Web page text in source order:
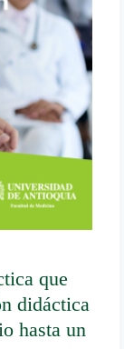
que
didáctica
hasta un